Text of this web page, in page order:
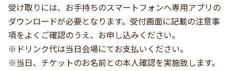
受け取りには、お手持ちのスマートフォンへ専用アプリの
ダウンロードが必要となります。受付画面に記載の注意事
項をよくご確認のうえ、お申し込みください。
※ドリンク代は当日会場にてお支払いください。
※当日、チケットのお名前との本人確認を実施致します。